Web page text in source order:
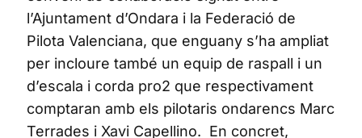
l’Ajuntament d’Ondara i la Federació de
Pilota Valenciana, que enguany s’ha ampliat
per incloure també un equip de raspall i un
d’escala i corda pro2 que respectivament
comptaran amb els pilotaris ondarencs Marc
Terrades i Xavi Capellino. En concret,